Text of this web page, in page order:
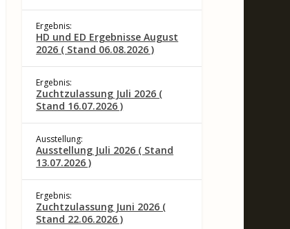
Ergebnis:
HD und ED Ergebnisse August
2026 ( Stand 06.08.2026 )
Ergebnis:
Zuchtzulassung Juli 2026 (
Stand 16.07.2026 )
Ausstellung:
Ausstellung Juli 2026 ( Stand
13.07.2026 )
Ergebnis:
Zuchtzulassung Juni 2026 (
Stand 22.06.2026 )